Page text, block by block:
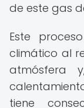
de este gas
Este
climático al
atmósfera
tiene